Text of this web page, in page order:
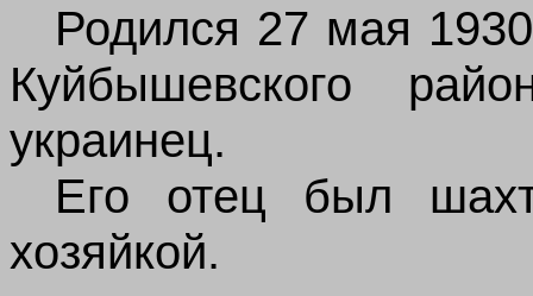
Родился 27 мая
Куйбышевского
украинец.
Его отец был
хозяйкой.